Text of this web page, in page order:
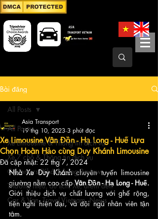
Bài đăng
All Posts
Xe Limousine & Thông tin dịch vụ
Xe 7 chỗ & Thông tin dịch vụ
Customers/Khách hàng Review
Thương hiệu, du lịch, Xe, điểm đến
Car & Van, Travel Vietnam, News
All Posts
Xe Limousine Vân Đồn - Hạ Long - Huế Lựa
Chọn Hoàn Hảo cùng Duy Khánh Limousine
Asia Transport
19 thg 10, 2023 3 phút đọc
Đã cập nhật:22 thg 7, 2024
Nhà Xe Duy Khánh chuyên tuyến limousine
giường nằm cao cấp Vân Đồn - Hạ Long - Huế.
Giới thiệu dịch vụ chất lượng với ghế rộng,
tiện nghi hiện đại, và đội ngũ nhân viên tận
tâm.